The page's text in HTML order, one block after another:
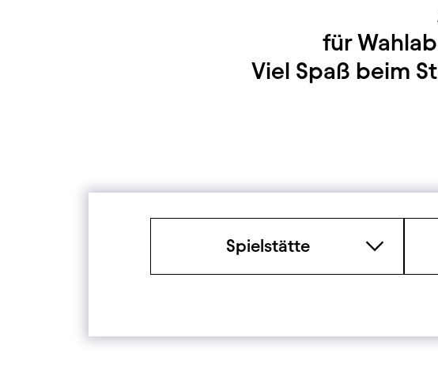
für
Viel Spaß beim
Filter
Spielstätte